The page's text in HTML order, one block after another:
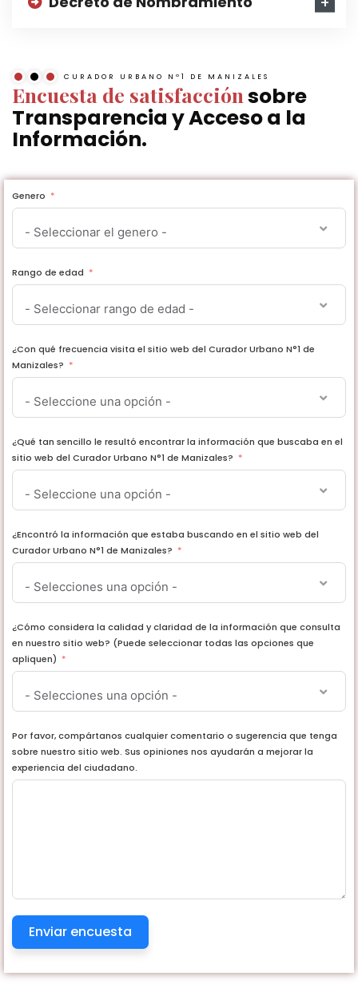
CURADOR URBANO Nº1 DE MANIZALES
Encuesta de satisfacción sobre
Transparencia y Acceso a la
Información.
Genero
- Seleccionar el genero -
Rango de edad
- Seleccionar rango de edad -
¿Con qué frecuencia visita el sitio web del Curador Urbano N°1 de
Manizales?
- Seleccione una opción -
¿Qué tan sencillo le resultó encontrar la información que buscaba en el
sitio web del Curador Urbano N°1 de Manizales?
- Seleccione una opción -
¿Encontró la información que estaba buscando en el sitio web del
Curador Urbano N°1 de Manizales?
- Selecciones una opción -
¿Cómo considera la calidad y claridad de la información que consulta
en nuestro sitio web? (Puede seleccionar todas las opciones que
apliquen)
- Selecciones una opción -
Por favor, compártanos cualquier comentario o sugerencia que tenga
sobre nuestro sitio web. Sus opiniones nos ayudarán a mejorar la
experiencia del ciudadano.
Enviar encuesta Horarios
De lunes a viernes, en jornada continua, en el
horario